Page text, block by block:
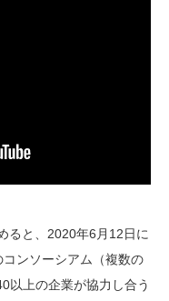
ると、2020年6月12日に
ンソーシアム（複数の
以上の企業が協力し合う